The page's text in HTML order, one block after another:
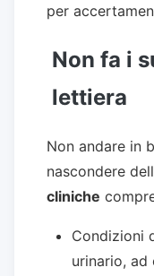
per
Non fa i
lettiera
Non andare in
nascondere
cliniche
Condizioni
urinario, ad